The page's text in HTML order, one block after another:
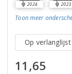
2024 2023
Toon meer
Op verlanglijst
11,65